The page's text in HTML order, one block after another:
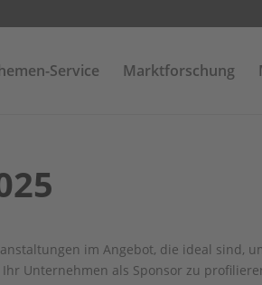
Service Marktforschung
im Angebot, die ideal sind,
Unternehmen als Sponsor zu